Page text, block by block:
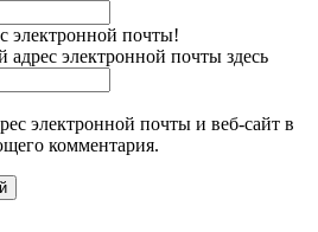
электронной почты!
адрес электронной почты здесь
электронной почты и веб-сайт в
комментария.